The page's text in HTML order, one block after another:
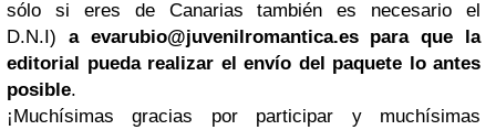
sólo si eres de Canarias también es necesario el
D.N.I) a evarubio@juvenilromantica.espara que la
editorial pueda realizar el envío del paquete lo antes
posible.
¡Muchísimas gracias por participar y muchísimas